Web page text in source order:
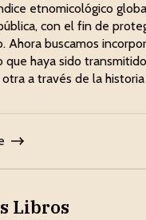
etnomicológico
con el fin de
Ahora buscamos
que haya sido
a través de la
Libros